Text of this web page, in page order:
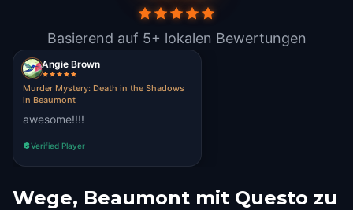
Basierend auf 5+ lokalen Bewertungen
Angie Brown
Murder Mystery: Death in the Shadows
in Beaumont
awesome!!!!
Verified Player
Wege, Beaumont mit Questo zu